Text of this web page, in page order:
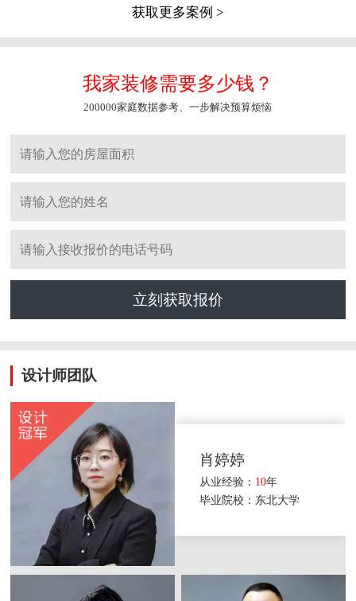
获取更多案例 >
我家装修需要多少钱？
200000家庭数据参考、一步解决预算烦恼
立刻获取报价
设计师团队
肖婷婷
从业经验： 10年
毕业院校：东北大学